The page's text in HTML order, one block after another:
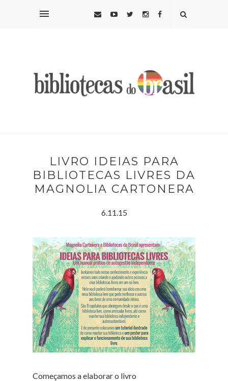
LIVRO IDEIAS PARA
BIBLIOTECAS LIVRES DA
MAGNOLIA CARTONERA
6.11.15
Começamos a elaborar o livro